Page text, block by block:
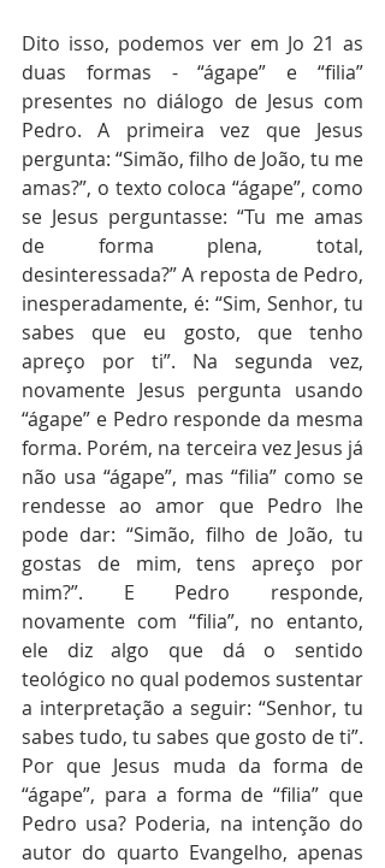
Dito isso, podemos ver em Jo 21 as
duas formas - “ágape” e “filia”
presentes no diálogo de Jesus com
Pedro. A primeira vez que Jesus
pergunta: “Simão, filho de João, tu me
amas?”, o texto coloca “ágape”, como
se Jesus perguntasse: “Tu me amas
de forma plena, total,
desinteressada?” A reposta de Pedro,
inesperadamente, é: “Sim, Senhor, tu
sabes que eu gosto, que tenho
apreço por ti”. Na segunda vez,
novamente Jesus pergunta usando
“ágape” e Pedro responde da mesma
forma. Porém, na terceira vez Jesus já
não usa “ágape”, mas “filia” como se
rendesse ao amor que Pedro lhe
pode dar: “Simão, filho de João, tu
gostas de mim, tens apreço por
mim?”. E Pedro responde,
novamente com “filia”, no entanto,
ele diz algo que dá o sentido
teológico no qual podemos sustentar
a interpretação a seguir: “Senhor, tu
sabes tudo, tu sabes que gosto de ti”.
Por que Jesus muda da forma de
“ágape”, para a forma de “filia” que
Pedro usa? Poderia, na intenção do
autor do quarto Evangelho, apenas